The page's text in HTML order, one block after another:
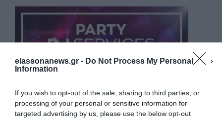
elassonanews.gr - Do Not Process My Personal
Information
If you wish to opt-out of the sale, sharing to third parties, or
processing of your personal or sensitive information for
targeted advertising by us, please use the below opt-out